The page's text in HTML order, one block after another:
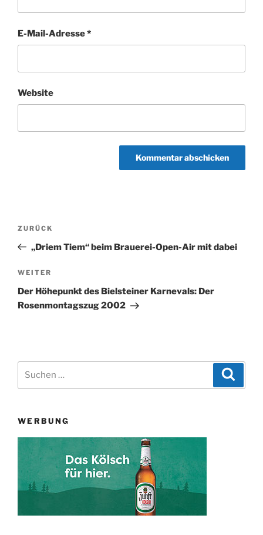
E-Mail-Adresse*
Website
Beitragsnavigation
Vorheriger
Beitrag
ZURÜCK
„Driem Tiem“ beim Brauerei-Open-Air mit dabei
Nächster
Beitrag
WEITER
Der Höhepunkt des Bielsteiner Karnevals: Der
Rosenmontagszug 2002
WERBUNG